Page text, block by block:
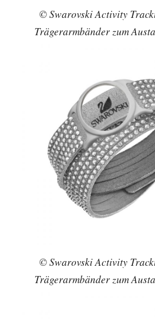
© Swarovski Activity
Trägerarmbänder zum
© Swarovski Activity
Trägerarmbänder zum